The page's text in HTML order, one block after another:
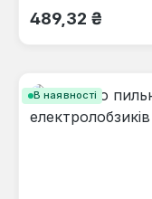
Звичайна ціна:
489,32 ₴
В наявності